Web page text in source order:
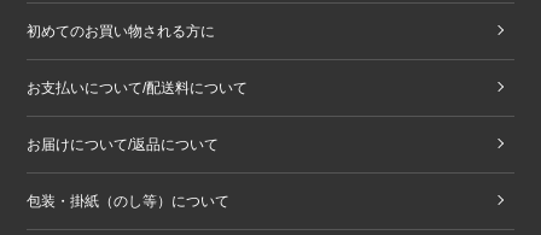
初めてのお買い物される方に
お支払いについて/配送料について
お届けについて/返品について
包装・掛紙（のし等）について